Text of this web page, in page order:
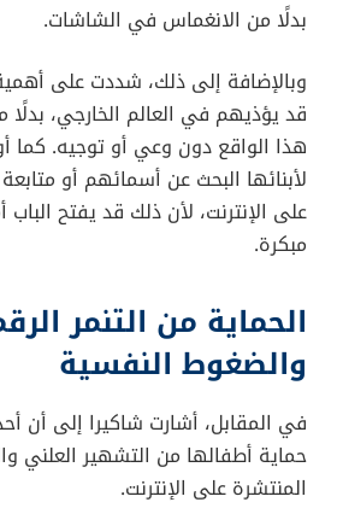
بدلًا من الانغماس في الشاشات.
وبالإضافة إلى ذلك، شددت على
قد يؤذيهم في العالم الخارجي،
هذا الواقع دون وعي أو توجيه. كما
لأبنائها البحث عن أسمائهم أو
على الإنترنت، لأن ذلك قد يفتح
مبكرة.
الحماية من التنمر
والضغوط النفسية
في المقابل، أشارت شاكيرا إلى أن
حماية أطفالها من التشهير العلني
المنتشرة على الإنترنت.